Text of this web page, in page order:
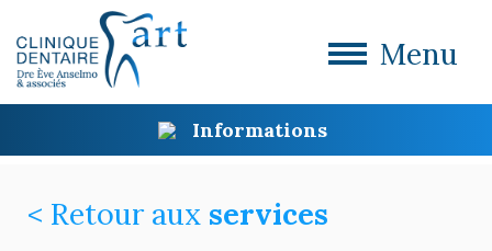
Menu
Informations
< Retour aux services